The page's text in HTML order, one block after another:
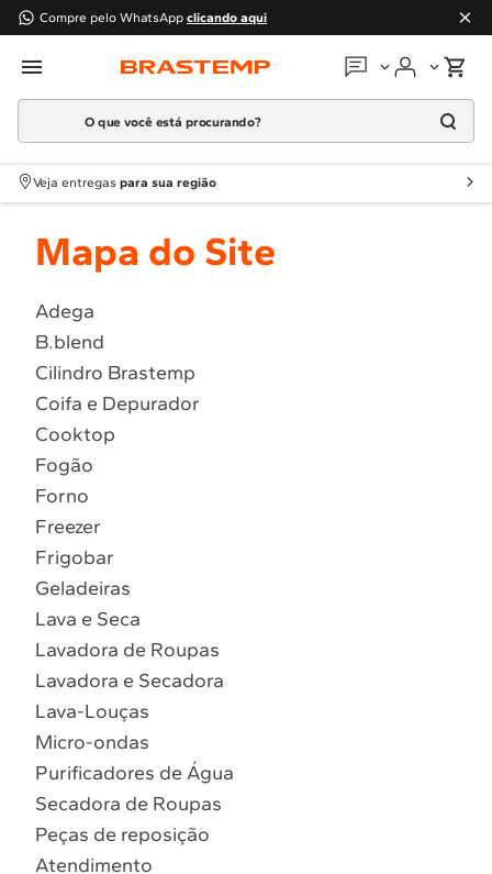
Compre pelo WhatsApp clicando aqui
Em que podemos
Atendimento Brastemp
Localizar assistência técnica
O que você está procurando?
Termos mais buscados
1º Geladeira
2
Fogao
4 º Lava Louça
5 º Cooktop
6º Microondas Brastemp
7º Forno
8º Embutir
9º Combos
Veja entregas para sua região
Mapa do Site
Adega
B.blend
Cilindro Brastemp
Coifa e Depurador
Cooktop
Fogão
Forno
Freezer
Frigobar
Geladeiras
Lava e Seca
Lavadora de Roupas
Lavadora e Secadora
Lava-Louças
Micro-ondas
Purificadores de Água
Secadora de Roupas
Peças de reposição
Atendimento